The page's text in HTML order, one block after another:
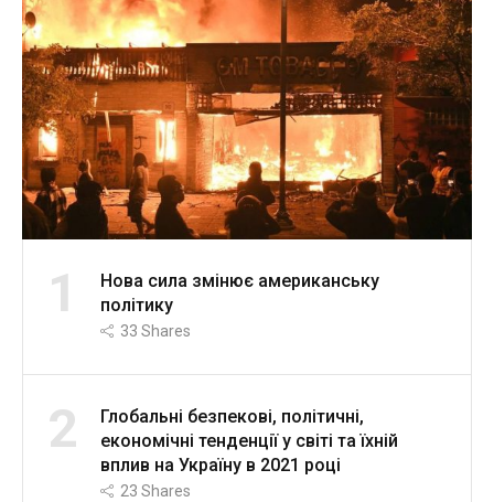
1
Нова сила змінює американську
політику
33 Shares
2
Глобальні безпекові, політичні,
економічні тенденції у світі та їхній
вплив на Україну в 2021 році
23 Shares